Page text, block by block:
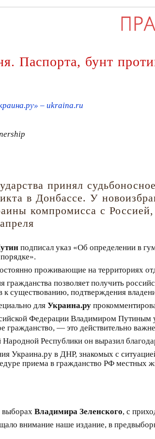
Паспорта, бунт
– ukraina.ru
принял
в Донбассе. У
компромисса с
подписал указ «Об определении в
проживающие на территориях
позволяет получить
существованию, подтверждения
для Украина.ру
Федерации Владимиром
гражданство, — это действительно
Республики он выразил
Украина.ру в ДНР, знакомых с
приема в гражданство РФ местных
выборах Владимира Зеленского, с
внимание наше издание, в